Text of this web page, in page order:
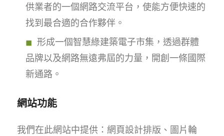
供業者的一個網路交流平台，使能方便快速的
找到最合適的合作夥伴。
形成一個智慧綠建築電子市集，透過群體
品牌以及網路無遠弗屆的力量，開創一條國際
新通路。
網站功能
我們在此網站中提供：網頁設計排版、圖片輪